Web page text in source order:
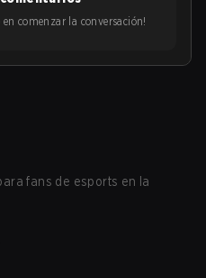
comenzar la conversación!
fans de esports en la